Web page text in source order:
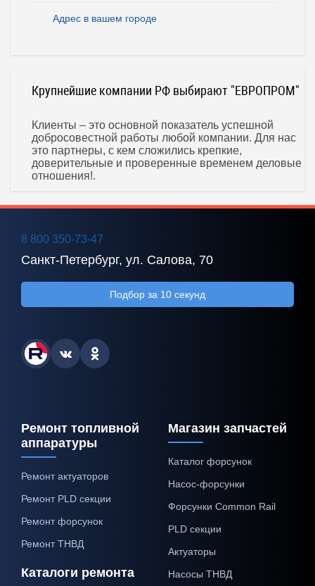
Адрес в вашем городе
Крупнейшие компании РФ выбирают "ЕВРОПРОМ"
Клиенты – это основной показатель успешной
добросовестной работы любой компании. Для нас
это партнеры, с кем сложились крепкие,
доверительные и проверенные временем деловые
отношения!.
8 800 350-73-47
Санкт-Петербург, ул. Салова, 70
Подбор за 10 секунд
Ремонт топливной
аппаратуры
Ремонт актуаторов
Ремонт PLD секции
Ремонт форсунок
Ремонт ТНВД
Каталоги ремонта
Магазин запчастей
Каталог форсунок
Насос-форсунки
Форсунки Common Rail
PLD секции
Актуаторы
Насосы ТНВД